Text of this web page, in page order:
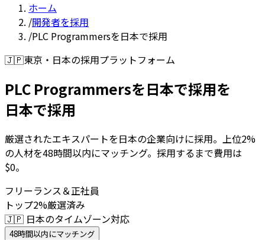
ホーム
/開発者を採用
/PLC Programmersを日本で採用
🇯🇵東京・日本の採用プラットフォーム
PLC Programmersを日本で採用を
日本で採用
厳選されたエキスパートを日本の企業向けに採用。上位2%
の人材を48時間以内にマッチング。採用するまで費用は
$0。
フリーランス＆正社員
トップ2%厳選済み
🇯🇵 日本のタイムゾーン対応
48時間以内にマッチング